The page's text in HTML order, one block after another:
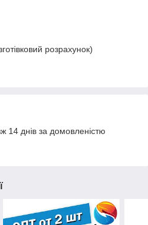
розрахунок)
14 днів за домовленістю